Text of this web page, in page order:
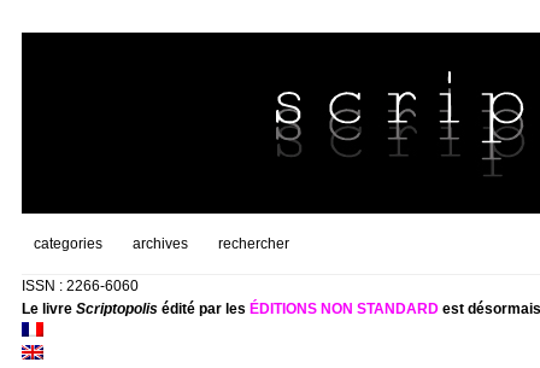
categories archives rechercher
ISSN : 2266-6060
Le livre Scriptopolisédité par les ÉDITIONS NON STANDARDest